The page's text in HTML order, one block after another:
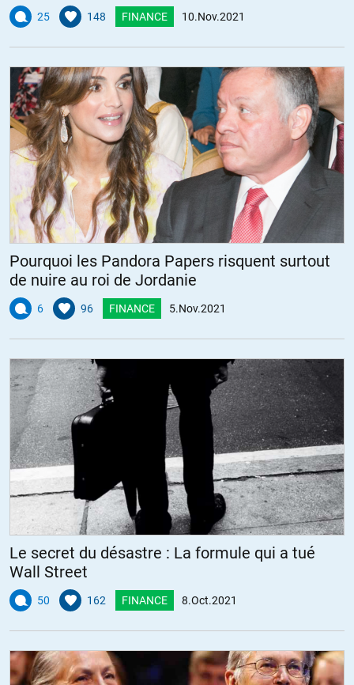
25 148 FINANCE 10.Nov.2021
Pourquoi les Pandora Papers risquent surtout
de nuire au roi de Jordanie
6 96 FINANCE 5.Nov.2021
Le secret du désastre : La formule qui a tué
Wall Street
50 162 FINANCE 8.Oct.2021